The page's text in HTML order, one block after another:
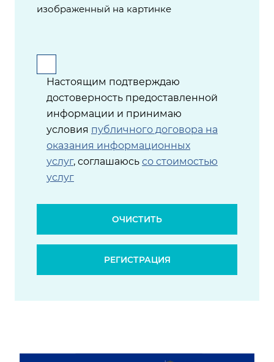
изображенный на картинке
Настоящим подтверждаю
достоверность предоставленной
информации и принимаю
условия публичного договора на
оказания информационных
услуг, соглашаюсь со стоимостью
услуг
ОЧИСТИТЬ
РЕГИСТРАЦИЯ